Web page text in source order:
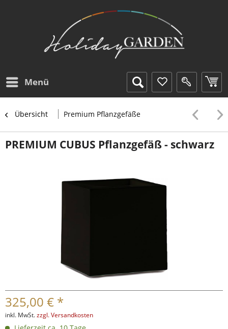
Menü
Übersicht Premium Pflanzgefäße
PREMIUM CUBUS Pflanzgefäß - schwarz
325,00 € *
inkl. MwSt.zzgl. Versandkosten